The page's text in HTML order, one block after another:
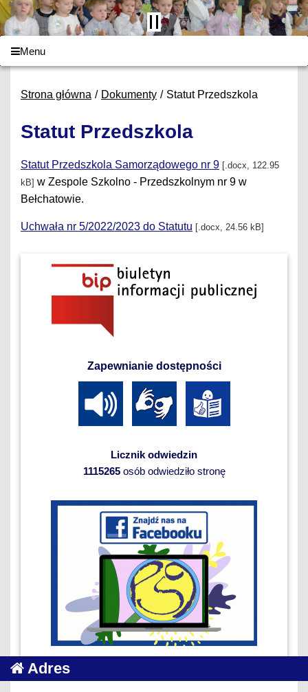
Menu
Strona główna Dokumenty Statut Przedszkola
Statut Przedszkola
Statut Przedszkola Samorządowego nr 9 [.docx, 122.95
kB] w Zespole Szkolno - Przedszkolnym nr 9 w
Bełchatowie.
Uchwała nr 5/2022/2023 do Statutu [.docx, 24.56 kB]
Zapewnianie dostępności
Licznik odwiedzin
1115265osób odwiedziło stronę
Adres